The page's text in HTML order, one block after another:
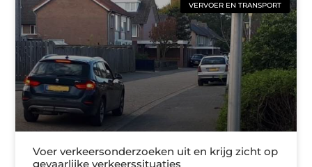
VERVOER EN TRANSPORT
Voer verkeersonderzoeken uit en krijg zicht op
gevaarlijke verkeerssituaties